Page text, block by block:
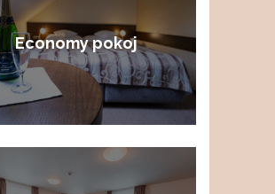
Economy pokoj